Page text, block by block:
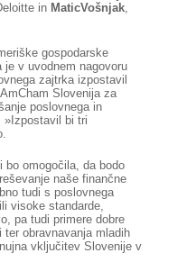
član
in MaticVošnjak,
gospodarske
je v uvodnem nagovoru
zajtrka izpostavil
Slovenija za
poslovnega in
»Izpostavil bi tri
bo omogočila, da bodo
naše finančne
tudi s poslovnega
visoke standarde,
pa tudi primere dobre
ter obravnavanja mladih
vključitev Slovenije v